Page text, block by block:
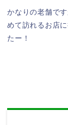
かなりの老舗で
めて訪れるお店
たー！